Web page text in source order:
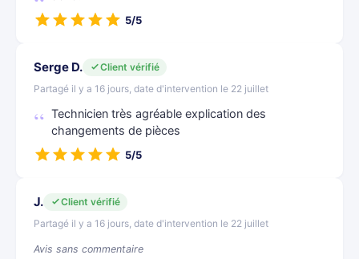
5/5
Serge D.
Client vérifié
Partagé il y a 16 jours, date d'intervention le 22 juillet
Technicien très agréable explication des
changements de pièces
5/5
J.
Client vérifié
Partagé il y a 16 jours, date d'intervention le 22 juillet
Avis sans commentaire